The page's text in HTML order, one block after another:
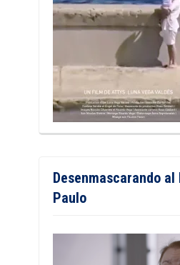
Desenmascarando al
Paulo